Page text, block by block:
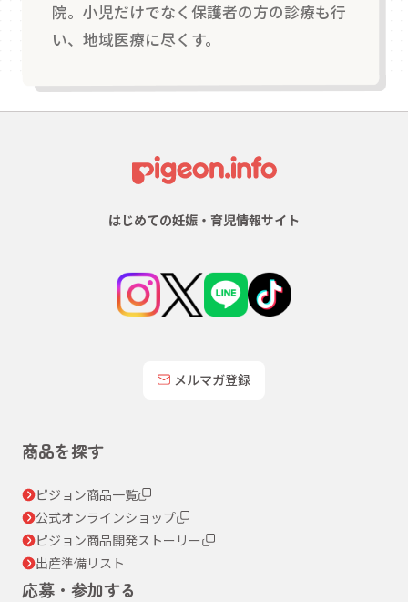
院。小児だけでなく保護者の方の診療も行
い、地域医療に尽くす。
はじめての妊娠・育児情報サイト
メルマガ登録
商品を探す
ピジョン商品一覧
公式オンラインショップ
ピジョン商品開発ストーリー
出産準備リスト
応募・参加する